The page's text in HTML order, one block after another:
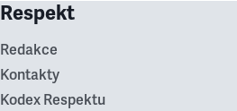
Respekt
Redakce
Kontakty
Kodex Respektu